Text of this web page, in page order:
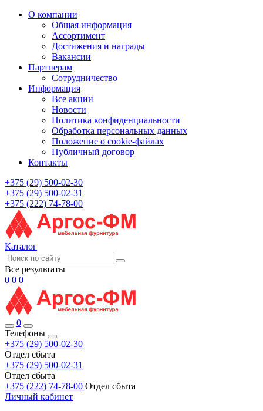
О компании
Общая информация
Ассортимент
Достижения и награды
Вакансии
Партнерам
Сотрудничество
Информация
Все акции
Новости
Политика конфиденциальности
Обработка персональных данных
Положение о cookie-файлах
Публичный договор
Контакты
+375 (29) 500-02-30
+375 (29) 500-02-31
+375 (222) 74-78-00
Каталог
Все результаты
0 0 0
0
Телефоны
+375 (29) 500-02-30
Отдел сбыта
+375 (29) 500-02-31
Отдел сбыта
+375 (222) 74-78-00 Отдел сбыта
Личный кабинет